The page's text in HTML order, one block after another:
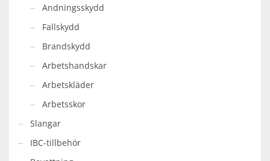
Andningsskydd
Fallskydd
Brandskydd
Arbetshandskar
Arbetskläder
Arbetsskor
Slangar
IBC-tillbehör